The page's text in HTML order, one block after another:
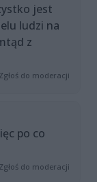
jest
ludzi na
z
Zgłoś do moderacji
po co
Zgłoś do moderacji